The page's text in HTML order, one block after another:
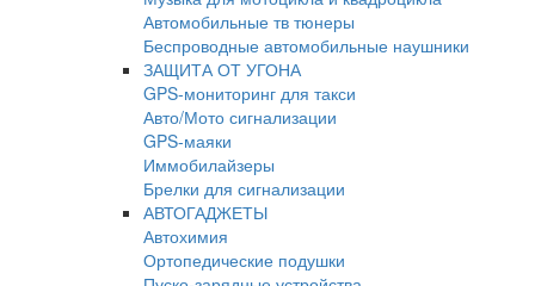
Автомобильные тв тюнеры
Беспроводные автомобильные наушники
ЗАЩИТА ОТ УГОНА
GPS-мониторинг для такси
Авто/Мото сигнализации
GPS-маяки
Иммобилайзеры
Брелки для сигнализации
АВТОГАДЖЕТЫ
Автохимия
Ортопедические подушки